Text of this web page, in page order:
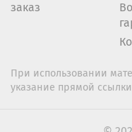
заказ
При использовании
указание прямой